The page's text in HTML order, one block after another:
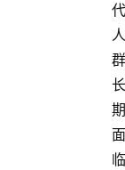
代
人
群
长
期
面
临